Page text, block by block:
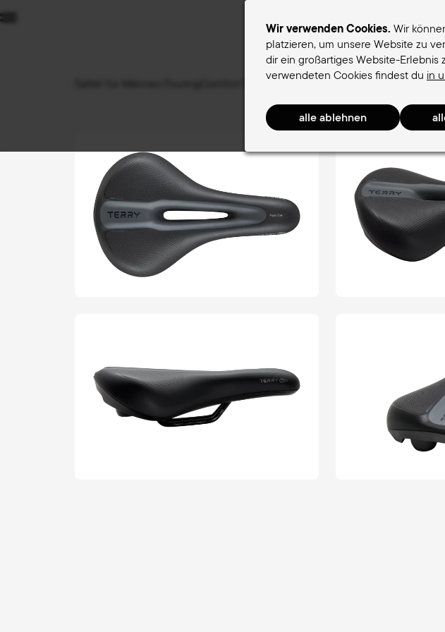
Wir verwenden Cookies. Wir
platzieren, um unsere Website zu
dir ein großartiges Website-
verwendeten Cookies findest du in
Menu
Sättel für Frauen
Fisio Gel Men